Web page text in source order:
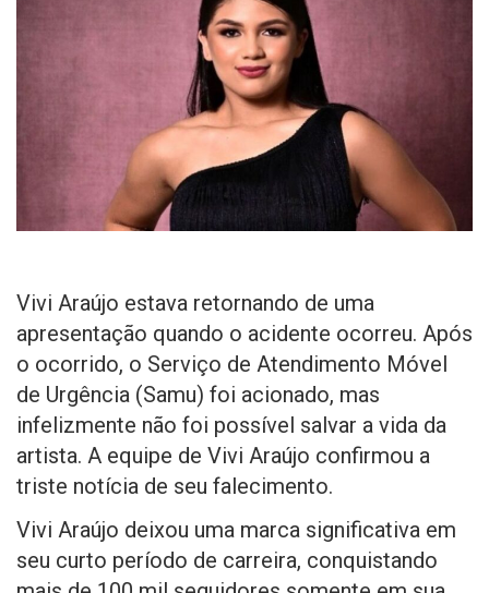
Vivi Araújo estava retornando de uma
apresentação quando o acidente ocorreu. Após
o ocorrido, o Serviço de Atendimento Móvel
de Urgência (Samu) foi acionado, mas
infelizmente não foi possível salvar a vida da
artista. A equipe de Vivi Araújo confirmou a
triste notícia de seu falecimento.
Vivi Araújo deixou uma marca significativa em
seu curto período de carreira, conquistando